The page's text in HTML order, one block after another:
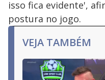
isso fica evidente',
postura no jogo.
VEJA TAMBÉM